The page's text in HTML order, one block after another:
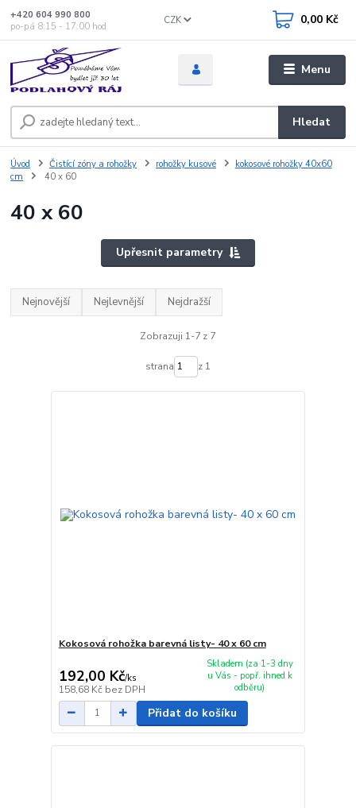
Menu
CZK
Hledat
+420 604 990 800
po-pá 8:15 - 17:00 hod
0,00 Kč
Úvod Čistící zóny a rohožky rohožky kusové
kokosové rohožky 40x60
cm
40 x 60
40 x 60
Upřesnit parametry
Nejnovější Nejlevnější Nejdražší
Zobrazuji 1-7 z 7
strana z 1
Kokosová rohožka barevná listy- 40 x 60 cm
192,00 Kč/ks
158,68 Kč bez DPH
Skladem (za 1-3 dny
u Vás - popř. ihned k
odběru)
Přidat do košíku